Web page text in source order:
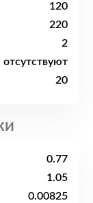
120
220
2
отсутствуют
20
0.77
1.05
0.00825